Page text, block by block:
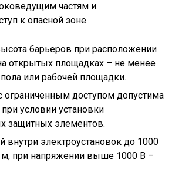
частям и
к опасной зоне.
барьеров при расположении
открытых площадках – не менее
или рабочей площадки.
ограниченным доступом допустима
условии установки
защитных элементов.
внутри электроустановок до 1000
при напряжении выше 1000 В –